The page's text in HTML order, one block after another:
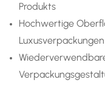
Produkts
Hochwertige
Luxusverpackungen